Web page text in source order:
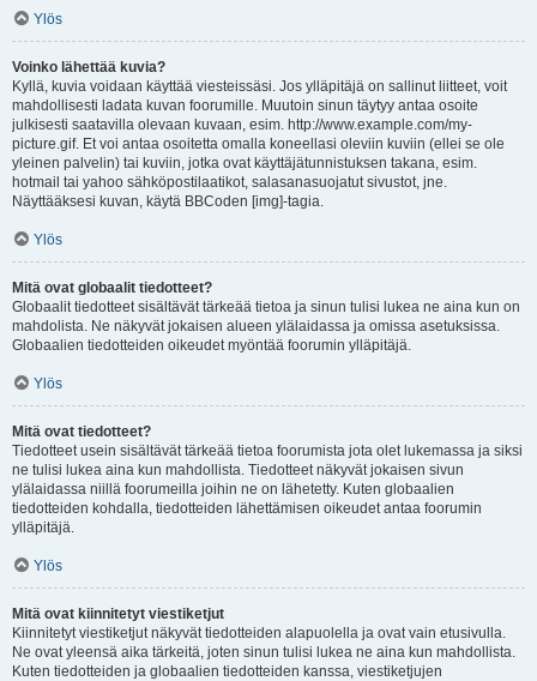
Ylös
Voinko lähettää kuvia?
Kyllä, kuvia voidaan käyttää viesteissäsi. Jos ylläpitäjä on sallinut liitteet, voit
mahdollisesti ladata kuvan foorumille. Muutoin sinun täytyy antaa osoite
julkisesti saatavilla olevaan kuvaan, esim. http://www.example.com/my-
picture.gif. Et voi antaa osoitetta omalla koneellasi oleviin kuviin (ellei se ole
yleinen palvelin) tai kuviin, jotka ovat käyttäjätunnistuksen takana, esim.
hotmail tai yahoo sähköpostilaatikot, salasanasuojatut sivustot, jne.
Näyttääksesi kuvan, käytä BBCoden [img]-tagia.
Ylös
Mitä ovat globaalit tiedotteet?
Globaalit tiedotteet sisältävät tärkeää tietoa ja sinun tulisi lukea ne aina kun on
mahdolista. Ne näkyvät jokaisen alueen ylälaidassa ja omissa asetuksissa.
Globaalien tiedotteiden oikeudet myöntää foorumin ylläpitäjä.
Ylös
Mitä ovat tiedotteet?
Tiedotteet usein sisältävät tärkeää tietoa foorumista jota olet lukemassa ja siksi
ne tulisi lukea aina kun mahdollista. Tiedotteet näkyvät jokaisen sivun
ylälaidassa niillä foorumeilla joihin ne on lähetetty. Kuten globaalien
tiedotteiden kohdalla, tiedotteiden lähettämisen oikeudet antaa foorumin
ylläpitäjä.
Ylös
Mitä ovat kiinnitetyt viestiketjut
Kiinnitetyt viestiketjut näkyvät tiedotteiden alapuolella ja ovat vain etusivulla.
Ne ovat yleensä aika tärkeitä, joten sinun tulisi lukea ne aina kun mahdollista.
Kuten tiedotteiden ja globaalien tiedotteiden kanssa, viestiketjujen